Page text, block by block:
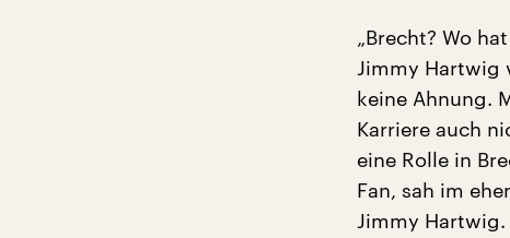
„Brecht? Wo
Jimmy Hartwig
keine Ahnung.
Karriere auch
eine Rolle in
Fan, sah im
Jimmy